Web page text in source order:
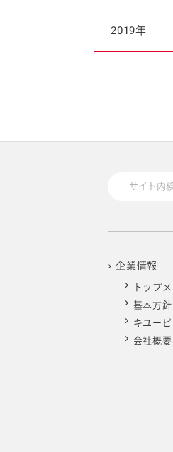
2025年7月
2025年4
2025年3
2025年1月
2024年8月
2024年5
2024年4
2024年2月
2024年1月
2023年9月
2023年6
2023年5
2023年3月
2023年2月
2023年1月
2022年10
2022年7
2022年6
2022年4月
2022年3月
2022年2月
2021年11
2021年7
2021年5月
2021年4月
2021年3月
2020年12
2020年8
2020年6月
2020年5月
2020年4月
2019年
2019年9
2019年7月
2019年6月
2019年5月
企業情報
トップ
基本方針
キユー
会社概要